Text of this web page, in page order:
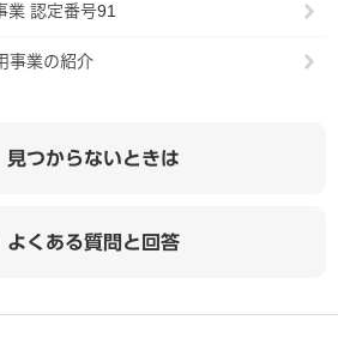
業 認定番号91
事業の紹介
見つからないときは
よくある質問と回答